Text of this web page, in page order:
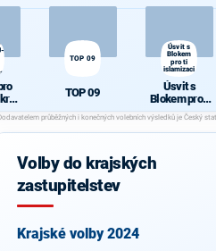
a
TOP 09
TOP 09
Úsvit s
Blokem
proti
islamizaci
Úsvit s
Blokem proti
islamizaci
Volby do krajských
zastupitelstev
Krajské volby 2024